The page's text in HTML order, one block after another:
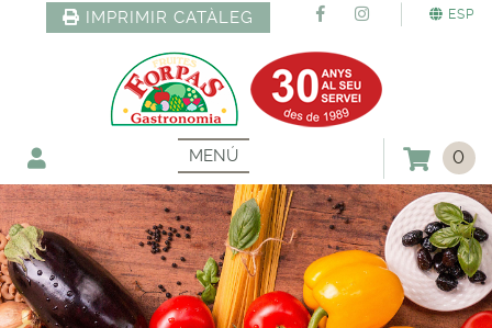
ESP
IMPRIMIR CATÀLEG
MENÚ 0